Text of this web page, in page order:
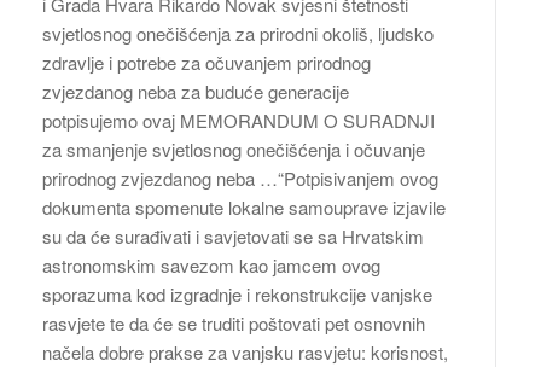
svjetlosnog onečišćenja za prirodni okoliš, ljudsko
zdravlje i potrebe za očuvanjem prirodnog
zvjezdanog neba za buduće generacije
potpisujemo ovaj MEMORANDUM O SURADNJI
za smanjenje svjetlosnog onečišćenja i očuvanje
prirodnog zvjezdanog neba …“Potpisivanjem ovog
dokumenta spomenute lokalne samouprave izjavile
su da će surađivati i savjetovati se sa Hrvatskim
astronomskim savezom kao jamcem ovog
sporazuma kod izgradnje i rekonstrukcije vanjske
rasvjete te da će se truditi poštovati pet osnovnih
načela dobre prakse za vanjsku rasvjetu: korisnost,